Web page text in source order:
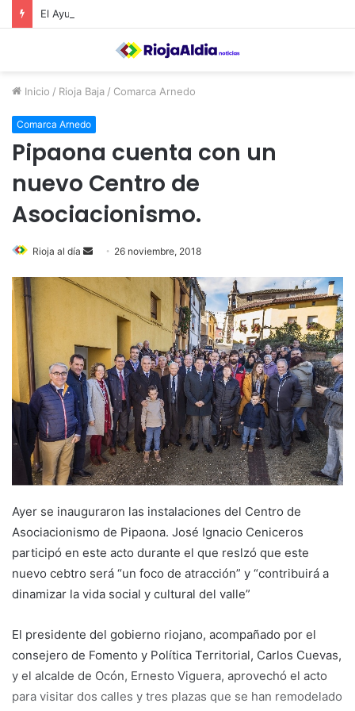
Inicio / Rioja Baja / Comarca Arnedo
Comarca Arnedo
Pipaona cuenta con un
nuevo Centro de
Asociacionismo.
Rioja al día
n
n
e
m
a
i
26 noviembre, 2018
Ayer se inauguraron las instalaciones del Centro de
Asociacionismo de Pipaona. José Ignacio Ceniceros
participó en este acto durante el que reslzó que este
nuevo cebtro será “un foco de atracción” y “contribuirá a
dinamizar la vida social y cultural del valle”
El presidente del gobierno riojano, acompañado por el
consejero de Fomento y Política Territorial, Carlos Cuevas,
y el alcalde de Ocón, Ernesto Viguera, aprovechó el acto
para visitar dos calles y tres plazas que se han remodelado